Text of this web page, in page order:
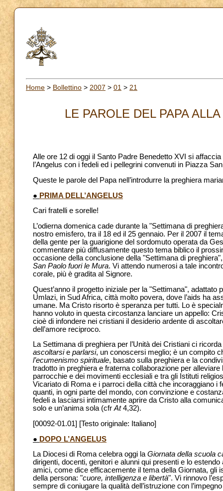
Home > Bollettino > 2007 > 01 > 21
LE PAROLE DEL PAPA
Alle ore 12 di oggi il Santo Padre Benedetto XVI si
l’Angelus con i fedeli ed i pellegrini convenuti in Piazza
Queste le parole del Papa nell’introdurre la preghiera
● PRIMA DELL’ANGELUS
Cari fratelli e sorelle!
L’odierna domenica cade durante la "Settimana di
nostro emisfero, tra il 18 ed il 25 gennaio. Per il 2007 il
della gente per la guarigione del sordomuto operata da
commentare più diffusamente questo tema biblico il
occasione della conclusione della "Settimana di
San Paolo fuori le Mura. Vi attendo numerosi a tale
corale, più è gradita al Signore.
Quest’anno il progetto iniziale per la "Settimana",
Umlazi, in Sud Africa, città molto povera, dove l’aids ha
umane. Ma Cristo risorto è speranza per tutti. Lo è
hanno voluto in questa circostanza lanciare un appello:
cioè di infondere nei cristiani il desiderio ardente di
dell’amore reciproco.
La Settimana di preghiera per l’Unità dei Cristiani ci
ascoltarsie parlarsi, un conoscersi meglio; è un compito
l’ecumenismo spirituale, basato sulla preghiera e la
tradotto in preghiera e fraterna collaborazione per
parrocchie e dei movimenti ecclesiali e tra gli Istituti
Vicariato di Roma e i parroci della città che incoraggiano i
quanti, in ogni parte del mondo, con convinzione e
fedeli a lasciarsi intimamente aprire da Cristo alla
solo e un’anima sola (cfrAt4,32).
[00092-01.01] [Testo originale: Italiano]
● DOPO L’ANGELUS
La Diocesi di Roma celebra oggi laGiornata della scuola
dirigenti, docenti, genitori e alunni qui presenti e lo
amici, come dice efficacemente il tema della Giornata, gli
della persona: "cuore, intelligenza e libertà". Vi rinnovo
sempre di coniugare la qualità dell’istruzione con